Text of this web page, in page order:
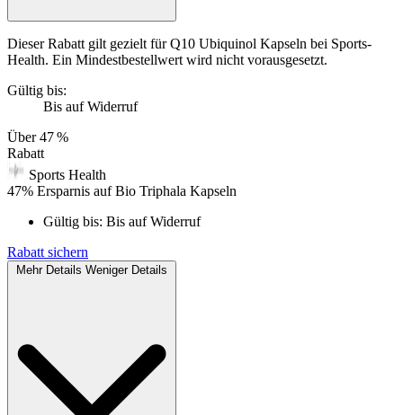
Dieser Rabatt gilt gezielt für Q10 Ubiquinol Kapseln bei Sports-
Health. Ein Mindestbestellwert wird nicht vorausgesetzt.
Gültig bis:
Bis auf Widerruf
Über47 %
Rabatt
Sports Health
47% Ersparnis auf Bio Triphala Kapseln
Gültig bis: Bis auf Widerruf
Rabatt sichern
Mehr Details Weniger Details